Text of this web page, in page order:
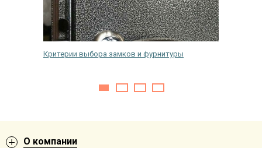
Критерии выбора замков и фурнитуры
О компании